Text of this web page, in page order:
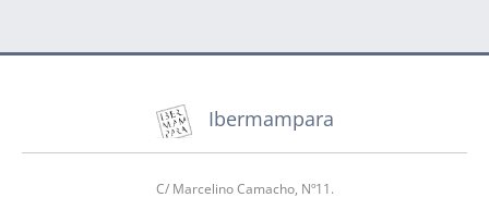
Ibermampara
C/ Marcelino Camacho, Nº11.